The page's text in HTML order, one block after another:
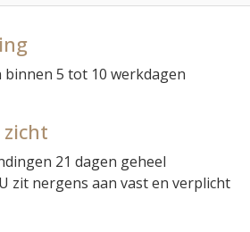
binnen 5 tot 10 werkdagen
zicht
21 dagen geheel
zit nergens aan vast en verplicht